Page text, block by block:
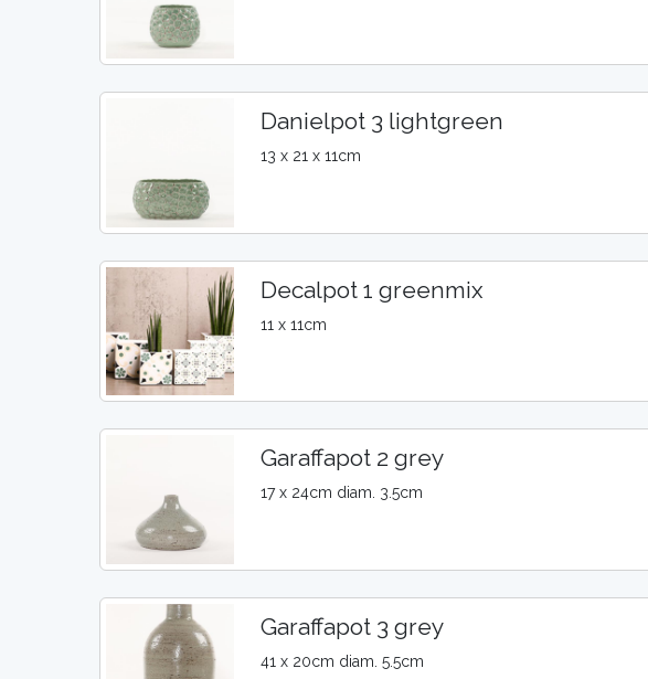
Danielpot 3 lightgreen
13 x 21 x 11cm
Decalpot 1 greenmix
11 x 11cm
Garaffapot 2 grey
17 x 24cm diam. 3.5cm
Garaffapot 3 grey
41 x 20cm diam. 5.5cm